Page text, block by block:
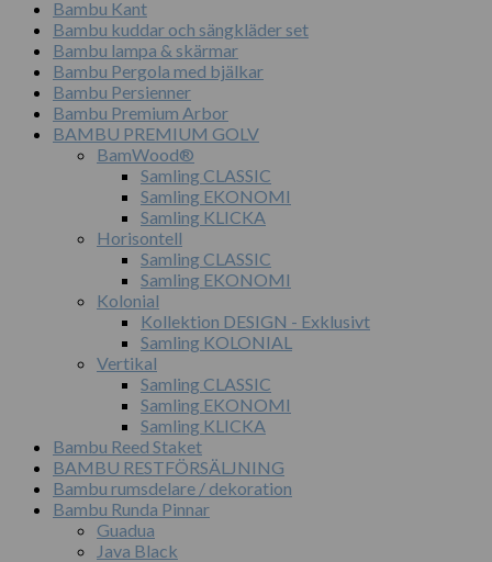
Bambu Kant
Bambu kuddar och sängkläder set
Bambu lampa & skärmar
Bambu Pergola med bjälkar
Bambu Persienner
Bambu Premium Arbor
BAMBU PREMIUM GOLV
BamWood®
Samling CLASSIC
Samling EKONOMI
Samling KLICKA
Horisontell
Samling CLASSIC
Samling EKONOMI
Kolonial
Kollektion DESIGN - Exklusivt
Samling KOLONIAL
Vertikal
Samling CLASSIC
Samling EKONOMI
Samling KLICKA
Bambu Reed Staket
BAMBU RESTFÖRSÄLJNING
Bambu rumsdelare / dekoration
Bambu Runda Pinnar
Guadua
Java Black